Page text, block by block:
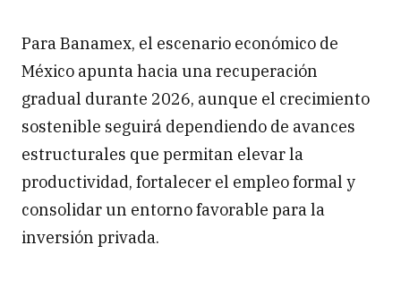
Para Banamex, el escenario económico de
México apunta hacia una recuperación
gradual durante 2026, aunque el crecimiento
sostenible seguirá dependiendo de avances
estructurales que permitan elevar la
productividad, fortalecer el empleo formal y
consolidar un entorno favorable para la
inversión privada.